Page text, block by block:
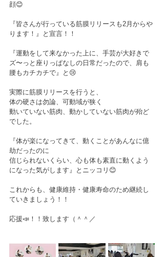
顔😊
『皆さんが行っている筋膜リリースも2月からや
ります！』と宣言！！
『運動をして来なかった上に、手芸が大好きで
ズ〜っと座りっぱなしの日常だったので、肩も
腰もカチカチで』と😢
実際に筋膜リリースを行うと、
体の硬さは勿論、可動域が狭く
動いていない筋肉、動かしていない筋肉が殆ど
でした。
『体が楽になってきて、動くことがあんなに億
劫だったのに
信じられないくらい、心も体も素直に動くよう
になった気がします』とニッコリ😊
これからも、健康維持・健康寿命のため継続し
ていきましょう！！
応援📣！！致します（＾＾／